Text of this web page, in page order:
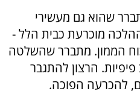
שהוא גם מעשירי
מוכרעת כבית הלל -
הממון. מתברר שהשלטה
הרצון להתגבר
להכרעה הפוכה.